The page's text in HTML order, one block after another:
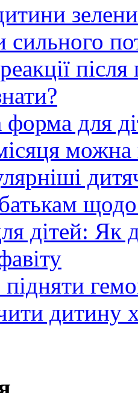
для
можна
дітей: Як
дитину